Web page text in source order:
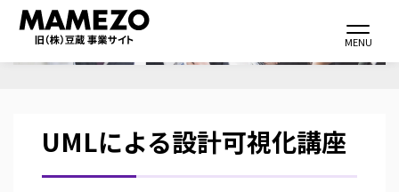
ン
MENU
UMLによる設計可視化講座